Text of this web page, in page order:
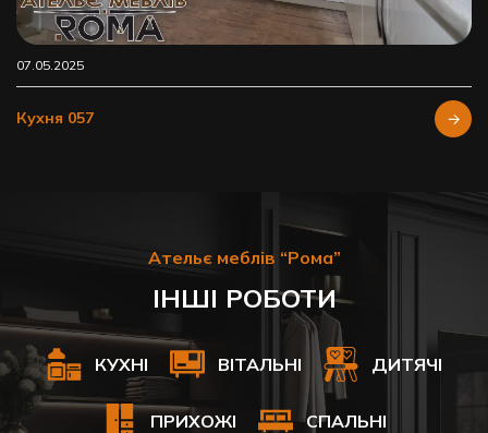
07.05.2025
Кухня 057
Ательє меблів “Рома”
ІНШІ РОБОТИ
КУХНІ ВІТАЛЬНІ ДИТЯЧІ
ПРИХОЖІ СПАЛЬНІ